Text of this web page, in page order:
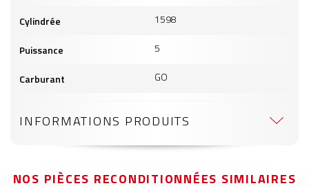
Cylindrée 1598
Puissance 5
Carburant GO
INFORMATIONS PRODUITS
NOS PIÈCES RECONDITIONNÉES SIMILAIRES